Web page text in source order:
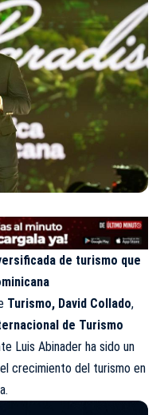
de turismo que
Turismo, David Collado,
de Turismo
Luis Abinader ha sido un
crecimiento del turismo en